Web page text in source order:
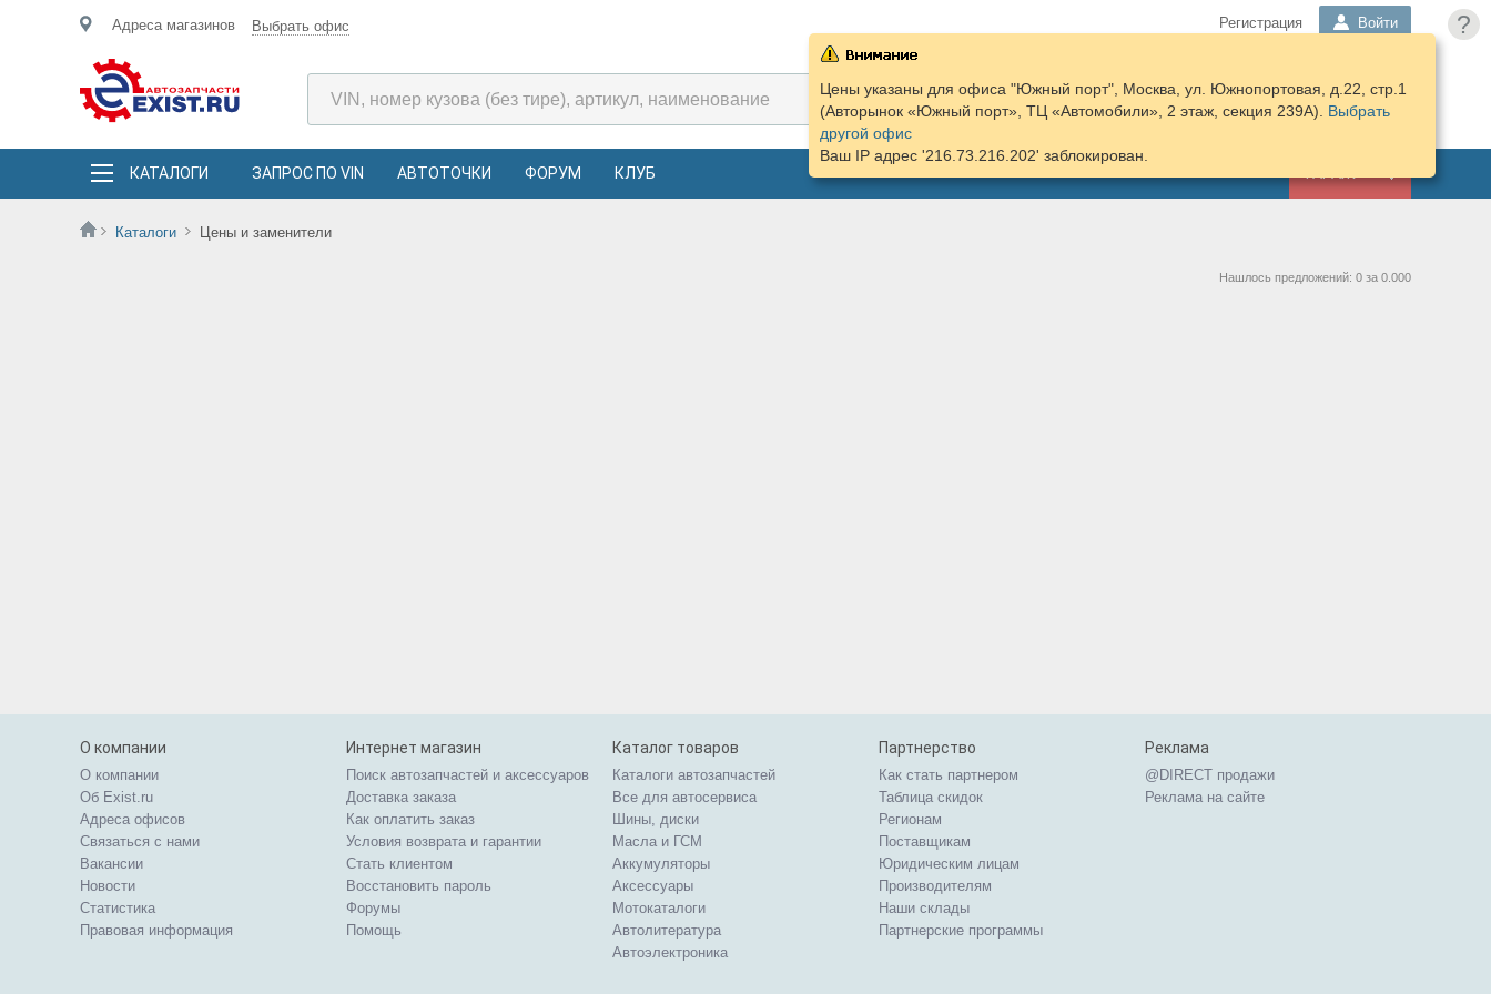
?
Адреса магазинов Выбрать офис Регистрация Войти
КОРЗИНА
ПОДОБРАТЬ
ЗАПЧАСТИ
КАТАЛОГИ ЗАПРОС ПО VIN АВТОТОЧКИ ФОРУМ КЛУБ
Каталоги Цены и заменители
Цены указаны для офиса "Южный порт", Москва, ул. Южнопортовая, д.22, стр.1
(Авторынок «Южный порт», ТЦ «Автомобили», 2 этаж, секция 239А). Выбрать
другой офис
Ваш IP адрес '216.73.216.202' заблокирован.
Нашлось предложений: 0 за 0.000
О компании
О компании
Об Exist.ru
Адреса офисов
Связаться с нами
Вакансии
Новости
Статистика
Правовая информация
Интернет магазин
Поиск автозапчастей и аксессуаров
Доставка заказа
Как оплатить заказ
Условия возврата и гарантии
Стать клиентом
Восстановить пароль
Форумы
Помощь
Каталог товаров
Каталоги автозапчастей
Все для автосервиса
Шины, диски
Масла и ГСМ
Аккумуляторы
Аксессуары
Мотокаталоги
Автолитература
Автоэлектроника
Партнерство
Как стать партнером
Таблица скидок
Регионам
Поставщикам
Юридическим лицам
Производителям
Наши склады
Партнерские программы
Реклама
@DIRECT продажи
Реклама на сайте